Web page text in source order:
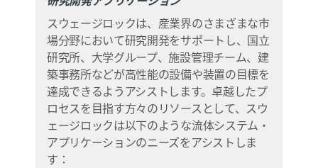
スウェージロックは、産業界のさまざまな市
場分野において研究開発をサポートし、国立
研究所、大学グループ、施設管理チーム、建
築事務所などが高性能の設備や装置の目標を
達成できるようアシストします。卓越したプ
ロセスを目指す方々のリソースとして、スウ
ェージロックは以下のような流体システム・
アプリケーションのニーズをアシストしま
す：